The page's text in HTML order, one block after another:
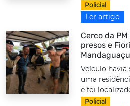
Policial
Ler artigo
Cerco da
presos e
Mandaguaçu
Veículo havia
uma
e foi
Policial